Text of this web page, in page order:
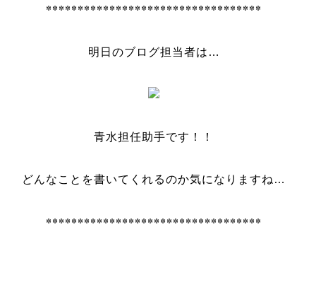
**********************************
明日のブログ担当者は…
青水担任助手です！！
どんなことを書いてくれるのか気になりますね…
**********************************